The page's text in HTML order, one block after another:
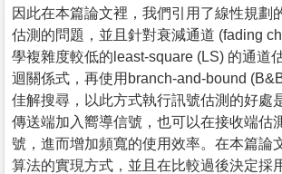
因此在本篇論文裡，我們引用了線性規劃
估測的問題，並且針對衰減通道 (fading
學複雜度較低的least-square (LS) 的通道
迴關係式，再使用branch-and-bound
佳解搜尋，以此方式執行訊號估測的好處
傳送端加入嚮導信號，也可以在接收端估
號，進而增加頻寬的使用效率。在本篇論
算法的實現方式，並且在比較過後決定採